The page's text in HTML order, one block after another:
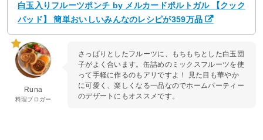
白玉入りフルーツポンチ by メルカードポルトガル 【クック
パッド】 簡単おいしいみんなのレシピが359万品
Runa
料理ブロガー
さっぱりとしたフルーツに、もちもちとした白玉団
子がよく合います。缶詰めのミックスフルーツを使
って手軽に作るのもアリですよ！ 見た目も華やか
に可愛く、楽しくなる一品なのでホームパーティー
のデザートにもオススメです。